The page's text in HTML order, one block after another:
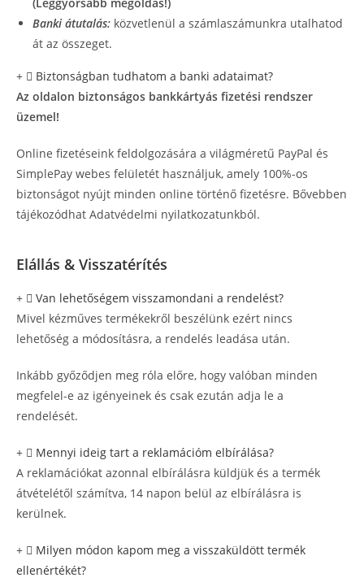
Banki átutalás: közvetlenül a számlaszámunkra utalhatod
át az összeget.
Biztonságban tudhatom a banki adataimat?
Az oldalon biztonságos bankkártyás fizetési rendszer
üzemel!
Online fizetéseink feldolgozására a világméretű PayPal és
SimplePay webes felületét használjuk, amely 100%-os
biztonságot nyújt minden online történő fizetésre. Bővebben
tájékozódhat Adatvédelmi nyilatkozatunkból.
Elállás & Visszatérítés
Van lehetőségem visszamondani a rendelést?
Mivel kézműves termékekről beszélünk ezért nincs
lehetőség a módosításra, a rendelés leadása után.
Inkább győződjen meg róla előre, hogy valóban minden
megfelel-e az igényeinek és csak ezután adja le a
rendelését.
Mennyi ideig tart a reklamációm elbírálása?
A reklamációkat azonnal elbírálásra küldjük és a termék
átvételétől számítva, 14 napon belül az elbírálásra is
kerülnek.
Milyen módon kapom meg a visszaküldött termék
ellenértékét?